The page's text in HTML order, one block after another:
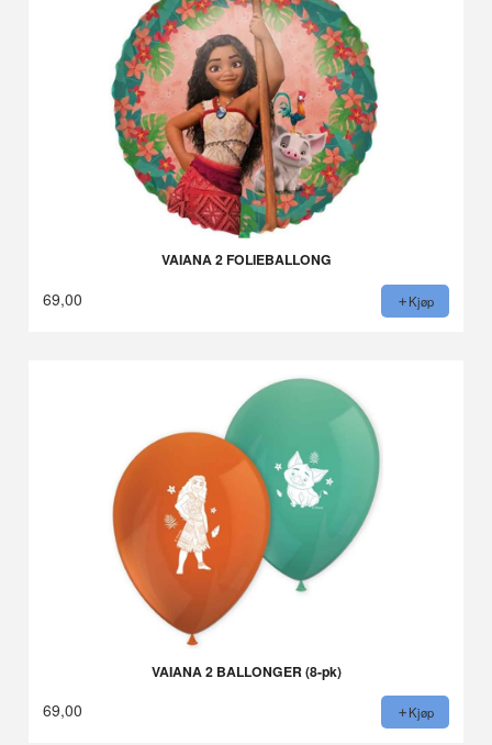
VAIANA 2 FOLIEBALLONG
69,00 Kjøp
VAIANA 2 BALLONGER (8-pk)
69,00 Kjøp